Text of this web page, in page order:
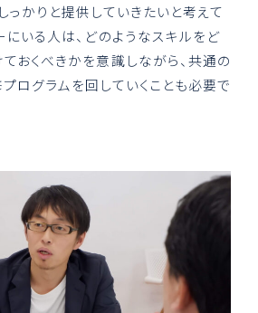
っかりと提供していきたいと考えて
にいる人は、どのようなスキルをど
おくべきかを意識しながら、共通の
ログラムを回していくことも必要で